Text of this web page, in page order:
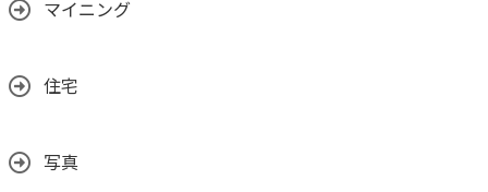
マイニング
住宅
写真